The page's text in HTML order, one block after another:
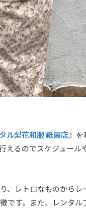
ル梨花和服 祇園店』を
るのでスケジュー
、レトロなものから
です。また、レンタ